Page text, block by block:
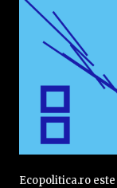
Ecopolitica.ro